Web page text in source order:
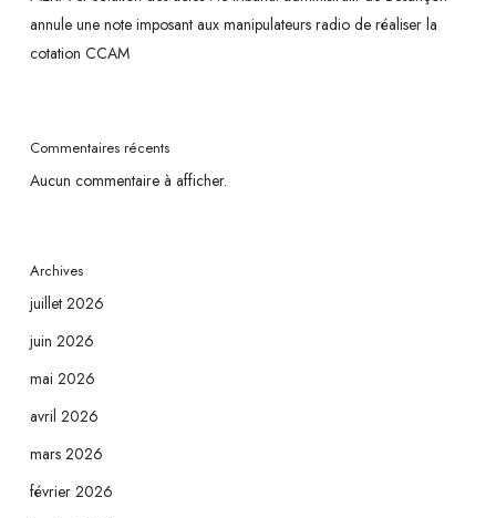
annule une note imposant aux manipulateurs radio de réaliser la
cotation CCAM
Commentaires récents
Aucun commentaire à afficher.
Archives
juillet 2026
juin 2026
mai 2026
avril 2026
mars 2026
février 2026